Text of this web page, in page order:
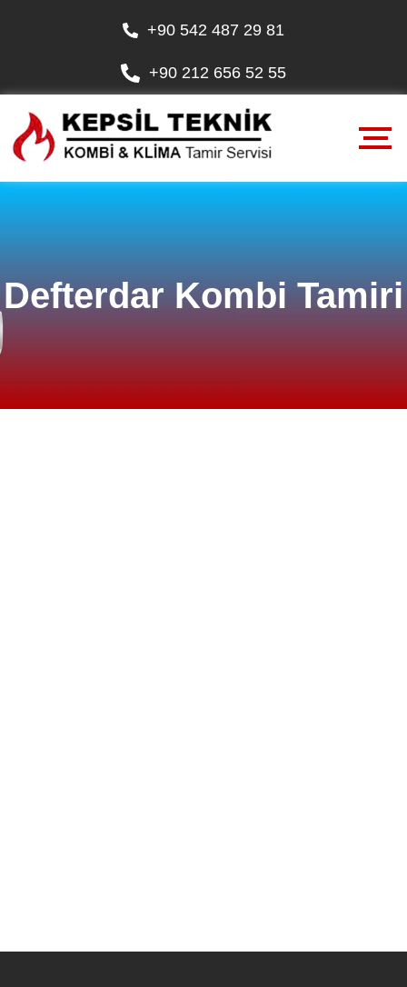
+90 542 487 29 81
+90 212 656 52 55
Defterdar Kombi Tamiri